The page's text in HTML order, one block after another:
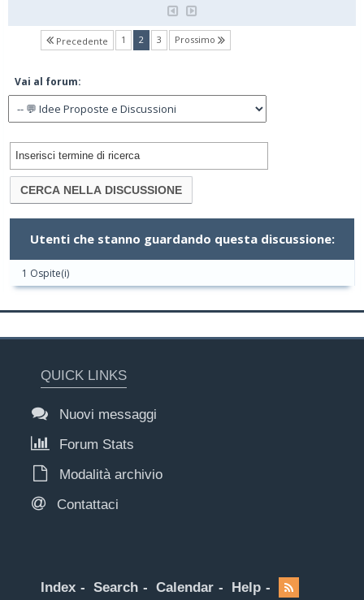
Precedente 1 2(current)
3 Prossimo
Vai al forum:
Utenti che stanno guardando questa discussione:
1 Ospite(i)
QUICK LINKS
Nuovi messaggi
Forum Stats
Modalità archivio
Contattaci
Index Search Calendar Help